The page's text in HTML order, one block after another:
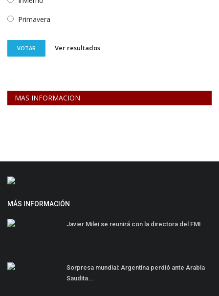
Primavera
VOTAR Ver resultados
MAS INFORMACION
MÁS INFORMACIÓN
Javier Milei se reunirá con la directora del FMI
Sorpresa mundial: Argentina perdió ante Arabia
Saudita...